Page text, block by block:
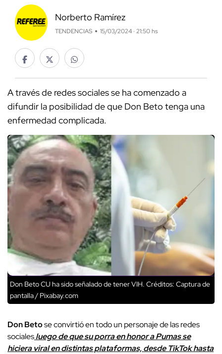
Norberto Ramírez
TENDENCIAS 15/03/2024 · 21:50 hs
A través de redes sociales se ha comenzado a
difundir la posibilidad de que Don Beto tenga una
enfermedad complicada.
Don Beto CU ha sido señalado de tener VIH. Créditos: Captura de
pantalla / Pixabay.com
Don Betose convirtió en todo un personaje de las redes
socialesluego de que su porra en honor a Pumas se
hiciera viral en distintas plataformas, desde TikTok hasta